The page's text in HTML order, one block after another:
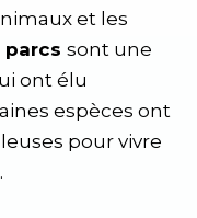
et les
parcs sont une
ont élu
espèces ont
pour vivre
.